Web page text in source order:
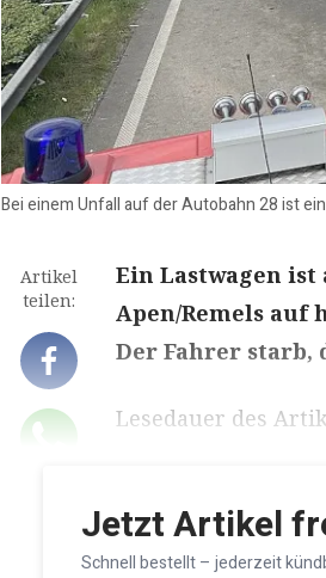
Bei einem Unfall auf der Autobahn 28 ist
Artikel
teilen:
Ein Lastwagen ist
Apen/Remels auf
Der Fahrer starb,
Lesedauer des
Jetzt Artikel
Schnell bestellt – jederzeit